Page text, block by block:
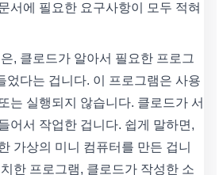
서에 필요한 요구사항이 모두 적혀
, 클로드가 알아서 필요한 프로그
었다는 겁니다. 이 프로그램은 사용
는 실행되지 않습니다. 클로드가 서
어서 작업한 겁니다. 쉽게 말하면,
가상의 미니 컴퓨터를 만든 겁니
한 프로그램, 클로드가 작성한 소